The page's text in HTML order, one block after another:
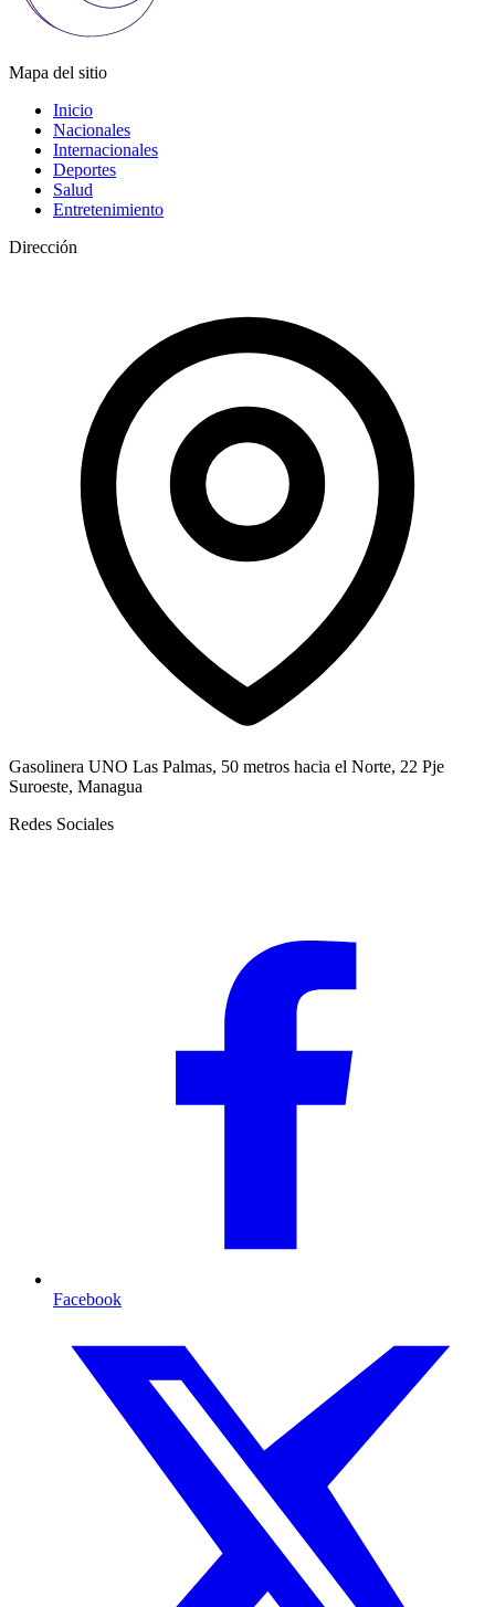
Mapa del sitio
Inicio
Nacionales
Internacionales
Deportes
Salud
Entretenimiento
Dirección
Gasolinera UNO Las Palmas, 50 metros hacia el Norte, 22 Pje
Suroeste, Managua
Redes Sociales
Facebook